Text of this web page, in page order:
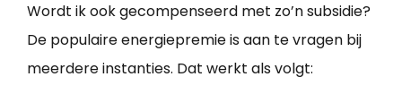
Wordt ik ook gecompenseerd met zo’n subsidie?
De populaire energiepremie is aan te vragen bij
meerdere instanties. Dat werkt als volgt: